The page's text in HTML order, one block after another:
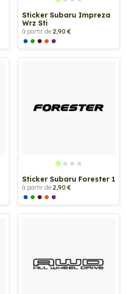
Sticker Subaru Impreza
Wrz Sti
à partir de 2,90 €
Sticker Subaru Forester 1
à partir de 2,90 €